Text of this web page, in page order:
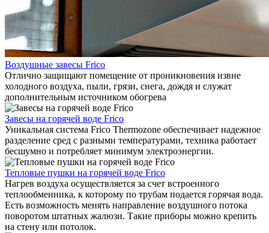
Воздушные завесы Frico
Отлично защищают помещение от проникновения извне
холодного воздуха, пыли, грязи, снега, дождя и служат
дополнительным источником обогрева
Завесы на горячей воде Frico
Уникальная система Frico Thermozone обеспечивает надежное
разделение сред с разными температурами, техника работает
бесшумно и потребляет минимум электроэнергии.
Тепловые пушки на горячей воде Frico
Нагрев воздуха осуществляется за счет встроенного
теплообменника, к которому по трубам подается горячая вода.
Есть возможность менять направление воздушного потока
поворотом штатных жалюзи. Такие приборы можно крепить
на стену или потолок.